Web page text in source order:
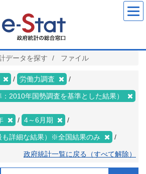
データを探す ファイル
労働力調査
2010年国勢調査を基準とした結果）
4～6月期
も詳細な結果）※全国結果のみ
政府統計一覧に戻る（すべて解除）